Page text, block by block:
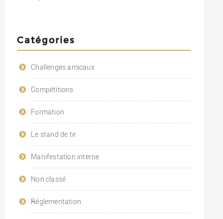
Catégories
Challenges amicaux
Compétitions
Formation
Le stand de tir
Manifestation interne
Non classé
Réglementation